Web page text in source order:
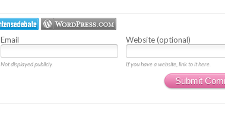
Email Website (optional)
Not displayed publicly. If you have a website, link to it here.
Submit